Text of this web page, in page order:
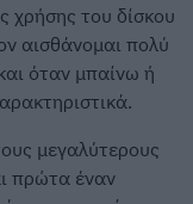
χρήσης του δίσκου
αισθάνομαι πολύ
όταν μπαίνω ή
μεγαλύτερους
πρώτα έναν